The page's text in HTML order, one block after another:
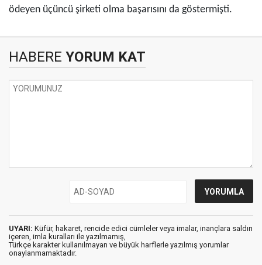
ödeyen üçüncü şirketi olma başarısını da göstermişti.
HABERE YORUM KAT
UYARI: Küfür, hakaret, rencide edici cümleler veya imalar, inançlara saldırı
içeren, imla kuralları ile yazılmamış,
Türkçe karakter kullanılmayan ve büyük harflerle yazılmış yorumlar
onaylanmamaktadır.